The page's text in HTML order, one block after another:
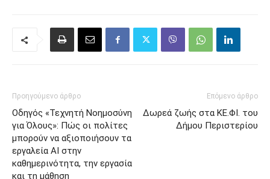
Προηγούμενο άρθρο
Οδηγός «Τεχνητή Νοημοσύνη
για Όλους»: Πώς οι πολίτες
μπορούν να αξιοποιήσουν τα
εργαλεία AI στην
καθημερινότητα, την εργασία
και τη μάθηση
Επόμενο άρθρο
Δωρεά ζωής στα ΚΕ.ΦΙ. του
Δήμου Περιστερίου